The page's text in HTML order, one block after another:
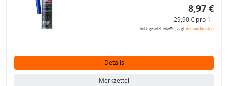
8,97 €
29,90 € pro 1 l
inkl. gesetzl. MwSt., zzgl.Versandkosten
Details
Merkzettel